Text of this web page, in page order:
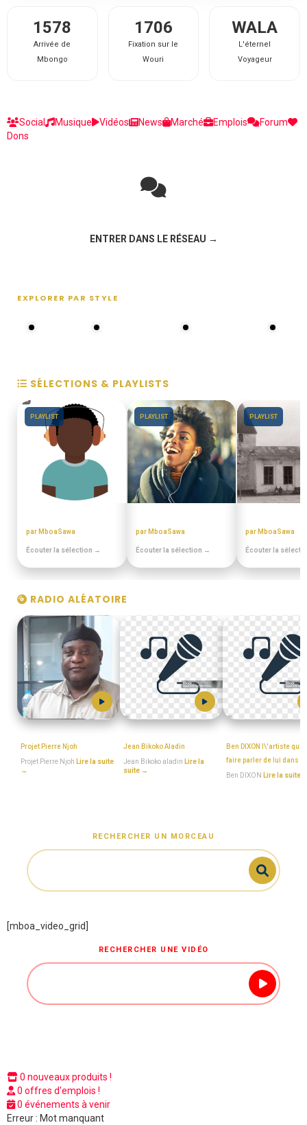
1578
Arrivée de
Mbongo
1706
Fixation sur le
Wouri
WALA
L'éternel
Voyageur
Social Musique Vidéos News Marché Emplois
Forum
Dons
ENTRER DANS LE RÉSEAU →
EXPLORER PAR STYLE
SÉLECTIONS & PLAYLISTS
PLAYLIST
par MboaSawa
Écouter la sélection →
PLAYLIST
par MboaSawa
Écouter la sélection →
PLAYLIST
par MboaSawa
Écouter la
RADIO ALÉATOIRE
Projet Pierre Njoh
Projet Pierre Njoh Lire la suite
→
Jean Bikoko Aladin
Jean Bikoko aladin Lire la
suite →
Ben DIXON l\'artiste qui
faire parler de lui dans
Ben DIXON Lire la suite
RECHERCHER UN MORCEAU
[mboa_video_grid]
RECHERCHER UNE VIDÉO
0 nouveaux produits !
0 offres d'emplois !
0 événements à venir
Erreur : Mot manquant